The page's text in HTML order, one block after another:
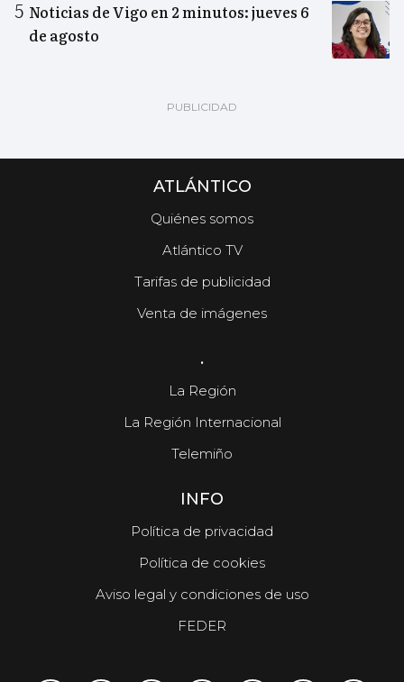
Noticias de Vigo en 2 minutos: jueves 6
de agosto
ATLÁNTICO
Quiénes somos
Atlántico TV
Tarifas de publicidad
Venta de imágenes
.
La Región
La Región Internacional
Telemiño
INFO
Política de privacidad
Política de cookies
Aviso legal y condiciones de uso
FEDER